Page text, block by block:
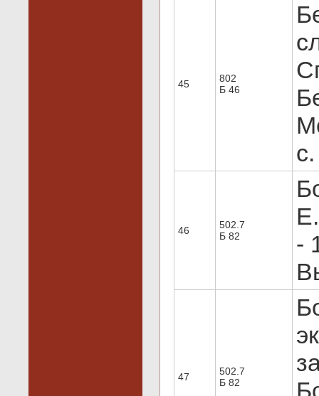
45
802
Б 46
46
502.7
Б 82
-
47
502.7
Б 82